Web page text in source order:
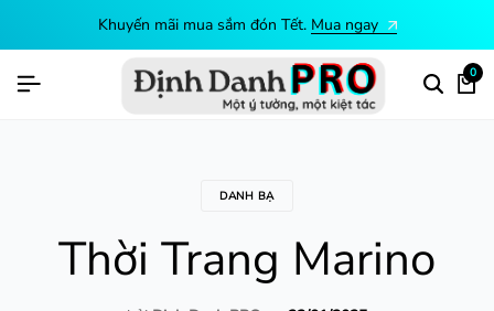
Khuyến mãi mua sắm đón Tết.Mua ngay
0
DANH BẠ
Thời Trang Marino